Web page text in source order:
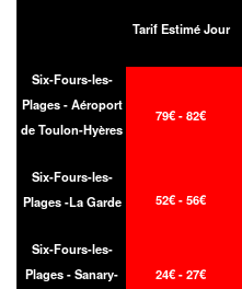
Tarif Estimé Jour
Six-Fours-les-
Plages - Aéroport
de Toulon-Hyères
79€ - 82€
Six-Fours-les-
Plages -La Garde
52€ - 56€
Six-Fours-les-
Plages - Sanary-
24€ - 27€